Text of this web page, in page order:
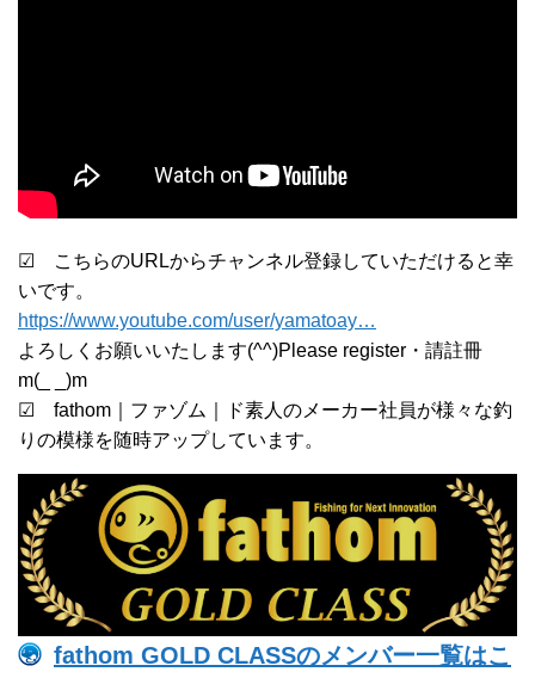
☑ こちらのURLからチャンネル登録していただけると幸
いです。
https://www.youtube.com/user/yamatoay…
よろしくお願いいたします(^^)Please register・請註冊
m(_ _)m
☑ fathom｜ファゾム｜ド素人のメーカー社員が様々な釣
りの模様を随時アップしています。
fathom GOLD CLASSのメンバー一覧はこ